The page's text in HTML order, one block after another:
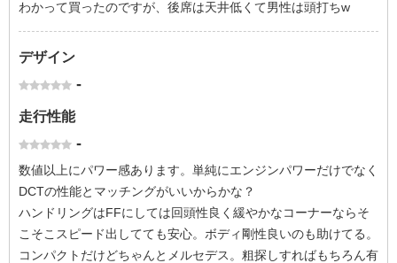
わかって買ったのですが、後席は天井低くて男性は頭打ちw
デザイン
-
走行性能
-
数値以上にパワー感あります。単純にエンジンパワーだけでなく
DCTの性能とマッチングがいいからかな？
ハンドリングはFFにしては回頭性良く緩やかなコーナーならそ
こそこスピード出してても安心。ボディ剛性良いのも助けてる。
コンパクトだけどちゃんとメルセデス。粗探しすればもちろん有